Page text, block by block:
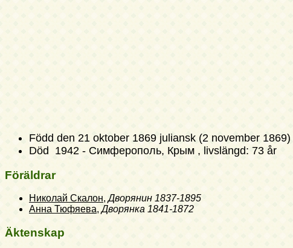
Född den 21 oktober 1869 juliansk (2 november 1869)
Död 1942 - Симферополь, Крым , livslängd: 73 år
Föräldrar
Николай Скалон,Дворянин 1837-1895
Анна Тюфяева,Дворянка 1841-1872
Äktenskap